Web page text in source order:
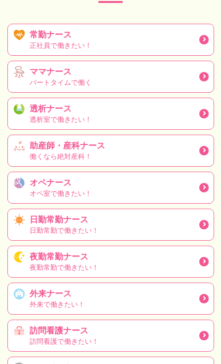
常勤ナース
正社員で働きたい！
ママナース
パートタイムで働く
透析ナース
透析室で働きたい！
助産師・産科ナース
働くなら絶対産科！
オペナース
オペ室で働きたい！
日勤常勤ナース
日勤常勤で働きたい！
夜勤常勤ナース
夜勤常勤で働きたい！
外来ナース
外来で働きたい！
訪問看護ナース
訪問看護で働きたい！